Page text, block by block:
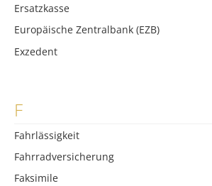
Ersatzkasse
Europäische Zentralbank (EZB)
Exzedent
F
Fahrlässigkeit
Fahrradversicherung
Faksimile